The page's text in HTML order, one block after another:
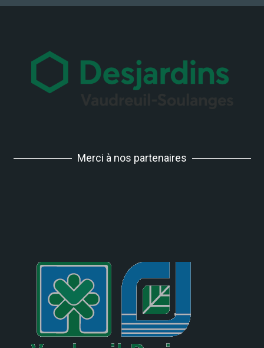
Merci à nos partenaires